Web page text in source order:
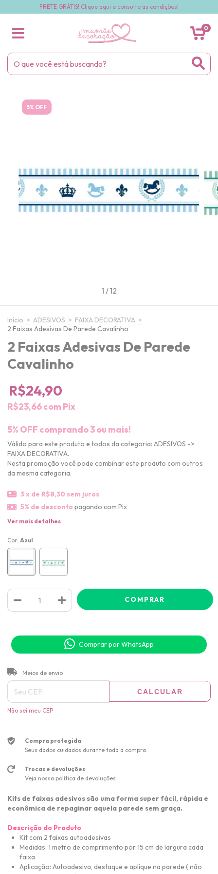
FRETE GRÁTIS! Clique aqui e consulte as condições!
0
5% OFF
1 /12
Início > ADESIVOS > FAIXA DECORATIVA >
2 Faixas Adesivas De Parede Cavalinho
2 Faixas Adesivas De Parede
Cavalinho
R$24,90
R$23,66com Pix
5% OFF comprando 3 ou mais!
Válido para este produto e todos da categoria: ADESIVOS ->
FAIXA DECORATIVA.
Nesta promoção você pode combinar este produto com outros
da mesma categoria.
3 x de R$8,30 sem juros
5% de desconto pagando com Pix
Ver mais detalhes
Cor: Azul
Comprar por WhatsApp
Entregas para o CEP:
Meios de envio
CALCULAR
Não sei meu CEP
Compra protegida
Seus dados cuidados durante toda a compra.
Trocas e devoluções
Veja nossa política de devoluções
Kits de faixas adesivos são uma forma super fácil, rápida e
econômica de repaginar aquela parede sem graça.
Descrição do Produto
Kit com 2 faixas autoadesivas
Medidas: 1 metro de comprimento por 15 cm de largura cada
faixa
Aplicação: Autoadesiva, destaque e aplique na parede ( não